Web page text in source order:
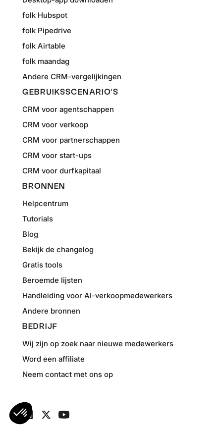
folk Hubspot
folk Pipedrive
folk Airtable
folk maandag
Andere CRM-vergelijkingen
GEBRUIKSSCENARIO'S
CRM voor agentschappen
CRM voor verkoop
CRM voor partnerschappen
CRM voor start-ups
CRM voor durfkapitaal
BRONNEN
Helpcentrum
Tutorials
Blog
Bekijk de changelog
Gratis tools
Beroemde lijsten
Handleiding voor AI-verkoopmedewerkers
Andere bronnen
BEDRIJF
Wij zijn op zoek naar nieuwe medewerkers
Word een affiliate
Neem contact met ons op